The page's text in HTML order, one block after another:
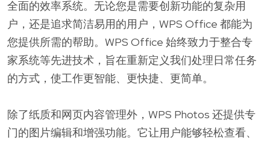
全面的效率系统。无论您是需要创新功能的复杂用
户，还是追求简洁易用的用户，WPS Office 都能为
您提供所需的帮助。WPS Office 始终致力于整合专
家系统等先进技术，旨在重新定义我们处理日常任务
的方式，使工作更智能、更快捷、更简单。
除了纸质和网页内容管理外，WPS Photos 还提供专
门的图片编辑和增强功能。它让用户能够轻松查看、